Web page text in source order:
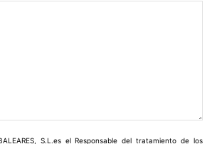
S.L.es el Responsable del tratamiento de los